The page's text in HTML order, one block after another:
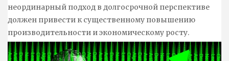
неординарный подход в долгосрочной перспективе
должен привести к существенному повышению
производительности и экономическому росту.